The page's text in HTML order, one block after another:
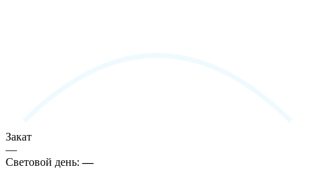
Закат
—
Световой день:—